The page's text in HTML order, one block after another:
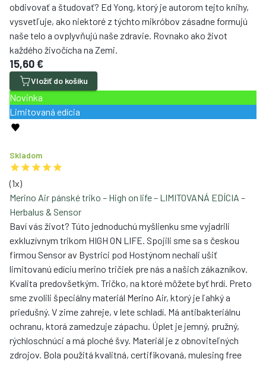
obdivovať a študovať? Ed Yong, ktorý je autorom tejto knihy,
vysvetľuje, ako niektoré z týchto mikróbov zásadne formujú
naše telo a ovplyvňujú naše zdravie. Rovnako ako život
každého živočícha na Zemi.
15,60 €
Vložiť do košíku
Novinka
Limitovaná edícia
Skladom
(1x)
Merino Air pánské triko – High on life – LIMITOVANÁ EDÍCIA –
Herbalus & Sensor
Baví vás život? Túto jednoduchú myšlienku sme vyjadrili
exkluzívnym trikom HIGH ON LIFE. Spojili sme sa s českou
firmou Sensor av Bystrici pod Hostýnom nechali ušiť
limitovanú edíciu merino tričiek pre nás a našich zákazníkov.
Kvalita predovšetkým. Tričko, na ktoré môžete byť hrdí. Preto
sme zvolili špeciálny materiál Merino Air, ktorý je ľahký a
priedušný. V zime zahreje, v lete schladí. Má antibakteriálnu
ochranu, ktorá zamedzuje zápachu. Úplet je jemný, pružný,
rýchloschnúci a má ploché švy. Materiál je z obnoviteľných